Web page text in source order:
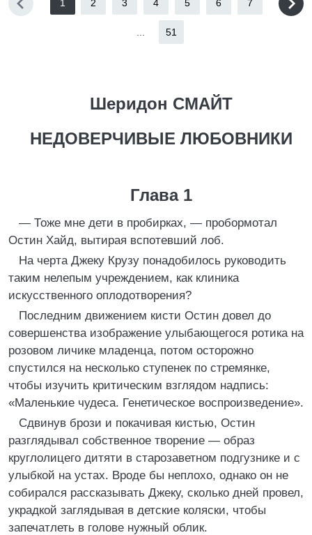
1 2 3 4 5 6 7
51
Шеридон СМАЙТ
НЕДОВЕРЧИВЫЕ ЛЮБОВНИКИ
Глава 1
— Тоже мне дети в пробирках, — пробормотал
Остин Хайд, вытирая вспотевший лоб.
На черта Джеку Крузу понадобилось руководить
таким нелепым учреждением, как клиника
искусственного оплодотворения?
Последним движением кисти Остин довел до
совершенства изображение улыбающегося ротика на
розовом личике младенца, потом осторожно
спустился на несколько ступенек по стремянке,
чтобы изучить критическим взглядом надпись:
«Маленькие чудеса. Генетическое воспроизведение».
Сдвинув брози и покачивая кистью, Остин
разглядывал собственное творение — образ
круглолицего дитяти в старозаветном подгузнике и с
улыбкой на устах. Вроде бы неплохо, однако он не
собирался рассказывать Джеку, сколько дней провел,
украдкой заглядывая в детские коляски, чтобы
запечатлеть в голове нужный облик.